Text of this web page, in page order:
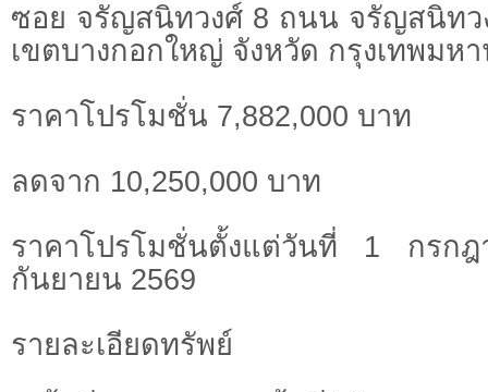
ซอย จรัญสนิทวงศ์ 8 ถนน จรัญสนิทว
เขตบางกอกใหญ่ จังหวัด กรุงเทพมห
ราคาโปรโมชั่น 7,882,000 บาท
ลดจาก 10,250,000 บาท
ราคาโปรโมชั่นตั้งแต่วันที่ 1 กร
กันยายน 2569
รายละเอียดทรัพย์